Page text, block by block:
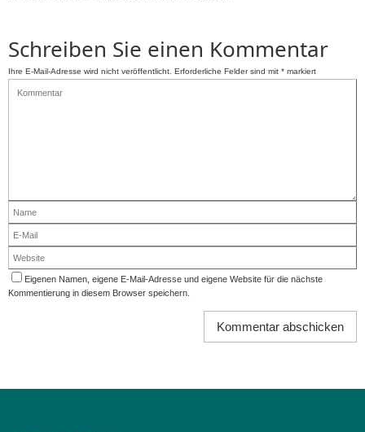
Schreiben Sie einen Kommentar
Ihre E-Mail-Adresse wird nicht veröffentlicht. Erforderliche Felder sind mit * markiert
Eigenen Namen, eigene E-Mail-Adresse und eigene Website für die nächste
Kommentierung in diesem Browser speichern.